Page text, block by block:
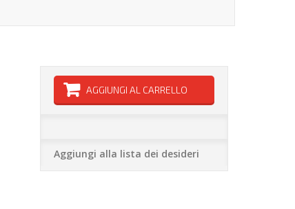
AGGIUNGI AL CARRELLO
Aggiungi alla lista dei desideri